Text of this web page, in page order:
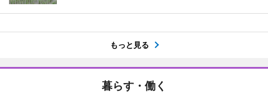
もっと見る
暮らす・働く